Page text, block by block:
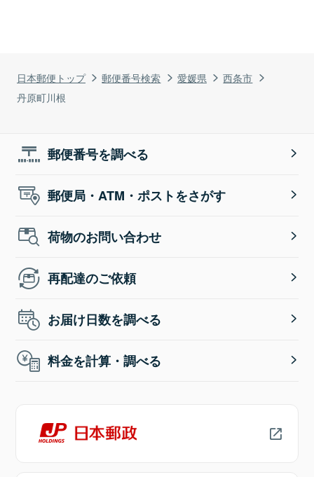
日本郵便トップ 郵便番号検索 愛媛県
西条市
丹原町川根
郵便番号を調べる
郵便局・ATM・ポストをさがす
荷物のお問い合わせ
再配達のご依頼
お届け日数を調べる
料金を計算・調べる